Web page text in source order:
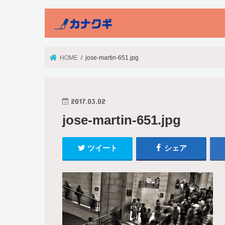
HOME jose-martin-651.jpg
2017.03.02
jose-martin-651.jpg
ツイート シェア